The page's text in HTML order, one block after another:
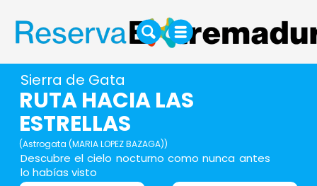
Sierra de Gata
RUTA HACIA LAS
ESTRELLAS
(Astrogata (MARIA LOPEZ BAZAGA))
Descubre el cielo nocturno como nunca antes
lo habías visto